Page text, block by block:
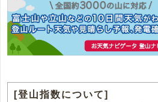
[登山指数について]